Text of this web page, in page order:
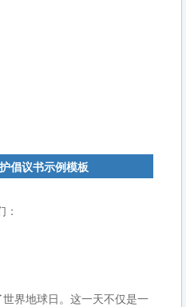
倡议书示例模板
界地球日。这一天不仅是一